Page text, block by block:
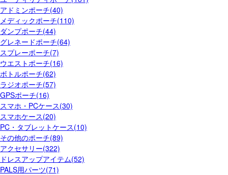
アドミンポーチ(40)
メディックポーチ(110)
ダンプポーチ(44)
グレネードポーチ(64)
スプレーポーチ(7)
ウエストポーチ(16)
ボトルポーチ(62)
ラジオポーチ(57)
GPSポーチ(16)
スマホ・PCケース(30)
スマホケース(20)
PC・タブレットケース(10)
その他のポーチ(89)
アクセサリー(322)
ドレスアップアイテム(52)
PALS用パーツ(71)